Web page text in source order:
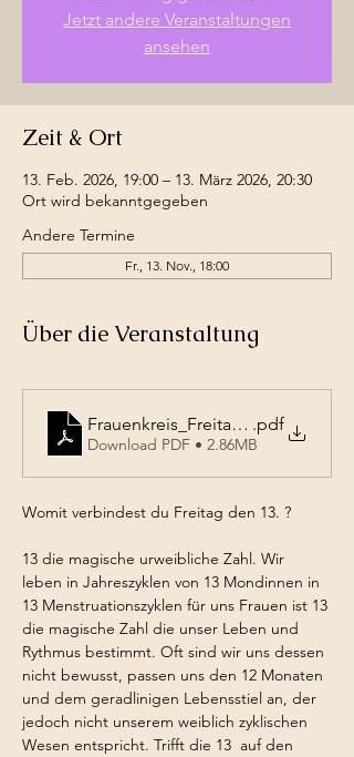
Jetzt andere Veranstaltungen
ansehen
Zeit & Ort
13. Feb. 2026, 19:00 – 13. März 2026, 20:30
Ort wird bekanntgegeben
Andere Termine
Fr., 13. Nov., 18:00
Über die Veranstaltung
Frauenkreis_Freitag 13_2026
.pdf
Download PDF • 2.86MB
Womit verbindest du Freitag den 13. ?
13 die magische urweibliche Zahl. Wir
leben in Jahreszyklen von 13 Mondinnen in
13 Menstruationszyklen für uns Frauen ist 13
die magische Zahl die unser Leben und
Rythmus bestimmt. Oft sind wir uns dessen
nicht bewusst, passen uns den 12 Monaten
und dem geradlinigen Lebensstiel an, der
jedoch nicht unserem weiblich zyklischen
Wesen entspricht. Trifft die 13  auf den